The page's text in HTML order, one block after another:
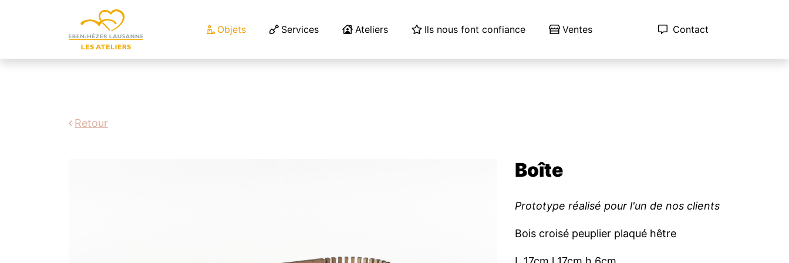
Objets Services Ateliers Ils nous font confiance Ventes Contact
Retour
Boîte
Prototype réalisé pour l'un de nos clients
Bois croisé peuplier plaqué hêtre